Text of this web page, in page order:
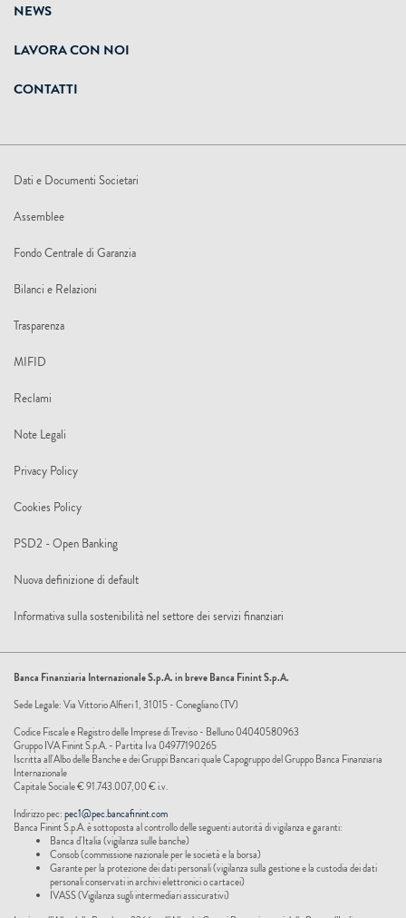
NEWS
LAVORA CON NOI
CONTATTI
Dati e Documenti Societari
Assemblee
Fondo Centrale di Garanzia
Bilanci e Relazioni
Trasparenza
MIFID
Reclami
Note Legali
Privacy Policy
Cookies Policy
PSD2 - Open Banking
Nuova definizione di default
Informativa sulla sostenibilità nel settore dei servizi finanziari
Banca Finanziaria Internazionale S.p.A. in breve Banca Finint S.p.A.
Sede Legale: Via Vittorio Alfieri 1, 31015 - Conegliano (TV)
Codice Fiscale e Registro delle Imprese di Treviso - Belluno 04040580963
Gruppo IVA Finint S.p.A. - Partita Iva 04977190265
Iscritta all'Albo delle Banche e dei Gruppi Bancari quale Capogruppo del Gruppo Banca Finanziaria
Internazionale
Capitale Sociale € 91.743.007,00 € i.v.
Indirizzo pec:pec1@pec.bancafinint.com
Banca Finint S.p.A. è sottoposta al controllo delle seguenti autorità di vigilanza e garanti:
Banca d'Italia (vigilanza sulle banche)
Consob (commissione nazionale per le società e la borsa)
Garante per la protezione dei dati personali (vigilanza sulla gestione e la custodia dei dati
personali conservati in archivi elettronici o cartacei)
IVASS (Vigilanza sugli intermediari assicurativi)